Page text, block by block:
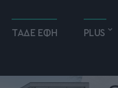
ΤΑΔΕ ΕΦΗ PLUS